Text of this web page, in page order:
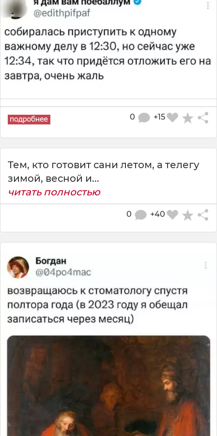
+15
0
Тем, кто готовит сани летом, а телегу
зимой, весной и...
читать полностью
+40
0